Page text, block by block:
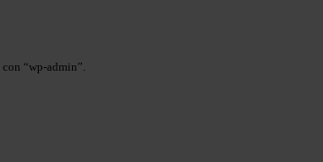
sul secondo link indicato con “wp-